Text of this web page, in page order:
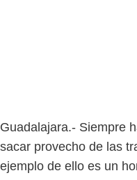
Guadalajara.- Siempre
sacar provecho de las
ejemplo de ello es un